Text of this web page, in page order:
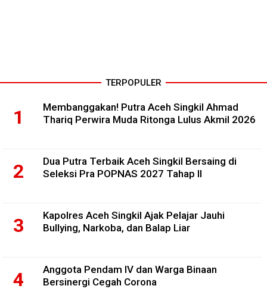
TERPOPULER
Membanggakan! Putra Aceh Singkil Ahmad
Thariq Perwira Muda Ritonga Lulus Akmil 2026
Dua Putra Terbaik Aceh Singkil Bersaing di
Seleksi Pra POPNAS 2027 Tahap II
Kapolres Aceh Singkil Ajak Pelajar Jauhi
Bullying, Narkoba, dan Balap Liar
Anggota Pendam IV dan Warga Binaan
Bersinergi Cegah Corona